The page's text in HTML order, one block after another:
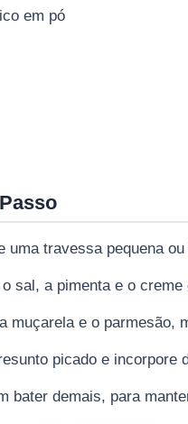
em pó
uma travessa pequena
sal, a pimenta e o
muçarela e o parmesão,
picado e incorpore
bater demais, para